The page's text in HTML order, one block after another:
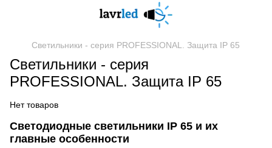
Светильники - серия PROFESSIONAL. Защита ІР 65
Светильники - серия
PROFESSIONAL. Защита ІР 65
Нет товаров
Светодиодные светильники IP 65 и их
главные особенности